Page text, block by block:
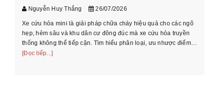
Nguyễn Huy Thắng 26/07/2026
Xe cứu hỏa mini là giải pháp chữa cháy hiệu quả cho các ngõ
hẹp, hẻm sâu và khu dân cư đông đúc mà xe cứu hỏa truyền
thống không thể tiếp cận. Tìm hiểu phân loại, ưu nhược điểm
và cách chọn xe phù ...
[Đọc tiếp...]